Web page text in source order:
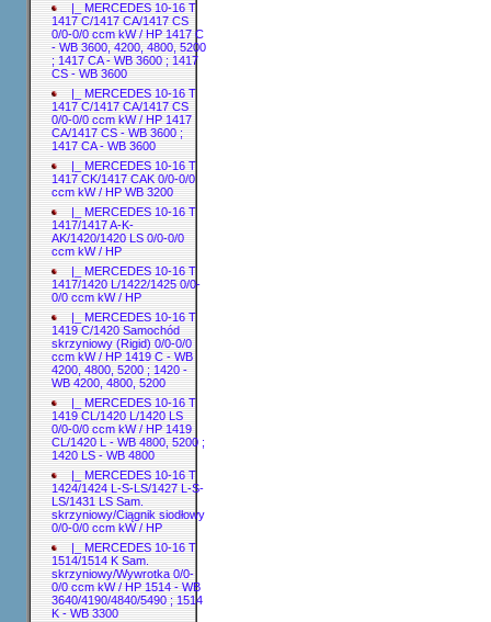
|_ MERCEDES 10-16 T
1417 C/1417 CA/1417 CS
0/0-0/0 ccm kW / HP 1417 C
- WB 3600, 4200, 4800, 5200
; 1417 CA - WB 3600 ; 1417
CS - WB 3600
|_ MERCEDES 10-16 T
1417 C/1417 CA/1417 CS
0/0-0/0 ccm kW / HP 1417
CA/1417 CS - WB 3600 ;
1417 CA - WB 3600
|_ MERCEDES 10-16 T
1417 CK/1417 CAK 0/0-0/0
ccm kW / HP WB 3200
|_ MERCEDES 10-16 T
1417/1417 A-K-
AK/1420/1420 LS 0/0-0/0
ccm kW / HP
|_ MERCEDES 10-16 T
1417/1420 L/1422/1425 0/0-
0/0 ccm kW / HP
|_ MERCEDES 10-16 T
1419 C/1420 Samochód
skrzyniowy (Rigid) 0/0-0/0
ccm kW / HP 1419 C - WB
4200, 4800, 5200 ; 1420 -
WB 4200, 4800, 5200
|_ MERCEDES 10-16 T
1419 CL/1420 L/1420 LS
0/0-0/0 ccm kW / HP 1419
CL/1420 L - WB 4800, 5200 ;
1420 LS - WB 4800
|_ MERCEDES 10-16 T
1424/1424 L-S-LS/1427 L-S-
LS/1431 LS Sam.
skrzyniowy/Ciągnik siodłowy
0/0-0/0 ccm kW / HP
|_ MERCEDES 10-16 T
1514/1514 K Sam.
skrzyniowy/Wywrotka 0/0-
0/0 ccm kW / HP 1514 - WB
3640/4190/4840/5490 ; 1514
K - WB 3300